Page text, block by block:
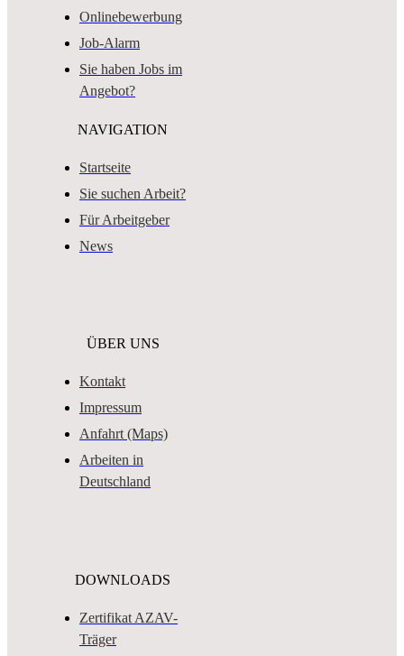
Onlinebewerbung
Job-Alarm
Sie haben Jobs im
Angebot?
NAVIGATION
Startseite
Sie suchen Arbeit?
Für Arbeitgeber
News
ÜBER UNS
Kontakt
Impressum
Anfahrt (Maps)
Arbeiten in
Deutschland
DOWNLOADS
Zertifikat AZAV-
Träger